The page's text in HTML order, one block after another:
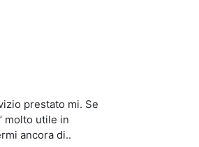
prestato mi. Se
molto utile in
ancora di..